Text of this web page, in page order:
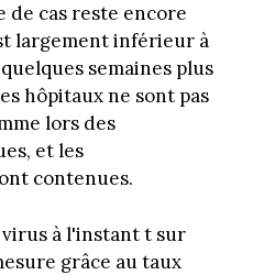
de cas reste encore
largement inférieur à
semaines plus
hôpitaux ne sont pas
lors des
et les
contenues.
à l'instant t sur
grâce au taux